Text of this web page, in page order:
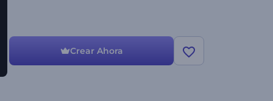
Crear Ahora